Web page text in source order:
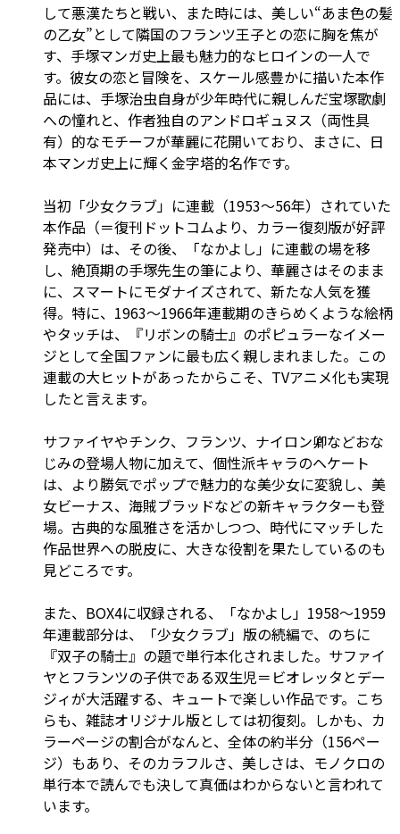
して悪漢たちと戦い、また時には、美しい“あま色の髪
の乙女”として隣国のフランツ王子との恋に胸を焦が
す、手塚マンガ史上最も魅力的なヒロインの一人で
す。彼女の恋と冒険を、スケール感豊かに描いた本作
品には、手塚治虫自身が少年時代に親しんだ宝塚歌劇
への憧れと、作者独自のアンドロギュヌス（両性具
有）的なモチーフが華麗に花開いており、まさに、日
本マンガ史上に輝く金字塔的名作です。
当初「少女クラブ」に連載（1953～56年）されていた
本作品（＝復刊ドットコムより、カラー復刻版が好評
発売中）は、その後、「なかよし」に連載の場を移
し、絶頂期の手塚先生の筆により、華麗さはそのまま
に、スマートにモダナイズされて、新たな人気を獲
得。特に、1963～1966年連載期のきらめくような絵柄
やタッチは、『リボンの騎士』のポピュラーなイメー
ジとして全国ファンに最も広く親しまれました。この
連載の大ヒットがあったからこそ、TVアニメ化も実現
したと言えます。
サファイヤやチンク、フランツ、ナイロン卿などおな
じみの登場人物に加えて、個性派キャラのヘケート
は、より勝気でポップで魅力的な美少女に変貌し、美
女ビーナス、海賊ブラッドなどの新キャラクターも登
場。古典的な風雅さを活かしつつ、時代にマッチした
作品世界への脱皮に、大きな役割を果たしているのも
見どころです。
また、BOX4に収録される、「なかよし」1958～1959
年連載部分は、「少女クラブ」版の続編で、のちに
『双子の騎士』の題で単行本化されました。サファイ
ヤとフランツの子供である双生児＝ビオレッタとデー
ジィが大活躍する、キュートで楽しい作品です。こち
らも、雑誌オリジナル版としては初復刻。しかも、カ
ラーページの割合がなんと、全体の約半分（156ペー
ジ）もあり、そのカラフルさ、美しさは、モノクロの
単行本で読んでも決して真価はわからないと言われて
います。